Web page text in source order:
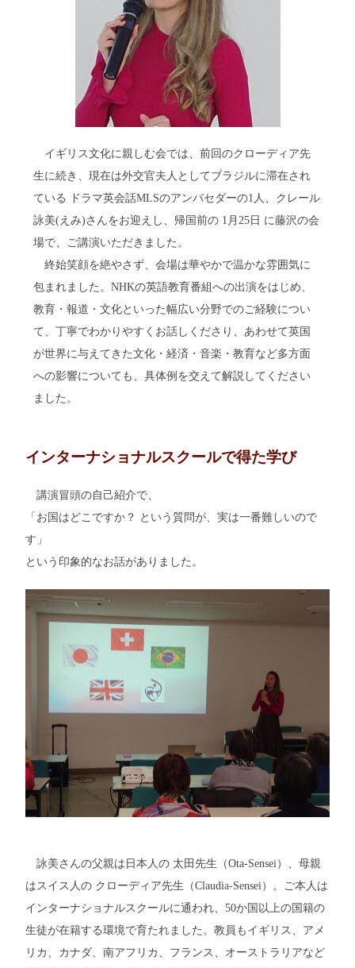
イギリス文化に親しむ会では、前回のクローディア先
生に続き、現在は外交官夫人としてブラジルに滞在され
ている ドラマ英会話MLSのアンバセダーの1人、クレール
詠美(えみ)さんをお迎えし、帰国前の 1月25日 に藤沢の会
場で、ご講演いただきました。
終始笑顔を絶やさず、会場は華やかで温かな雰囲気に
包まれました。NHKの英語教育番組への出演をはじめ、
教育・報道・文化といった幅広い分野でのご経験につい
て、丁寧でわかりやすくお話しくださり、あわせて英国
が世界に与えてきた文化・経済・音楽・教育など多方面
への影響についても、具体例を交えて解説してください
ました。
インターナショナルスクールで得た学び
講演冒頭の自己紹介で、
「お国はどこですか？ という質問が、実は一番難しいので
す」
という印象的なお話がありました。
詠美さんの父親は日本人の 太田先生（Ota-Sensei）、母親
はスイス人の クローディア先生（Claudia-Sensei）。ご本人は
インターナショナルスクールに通われ、50か国以上の国籍の
生徒が在籍する環境で育たれました。教員もイギリス、アメ
リカ、カナダ、南アフリカ、フランス、オーストラリアなど